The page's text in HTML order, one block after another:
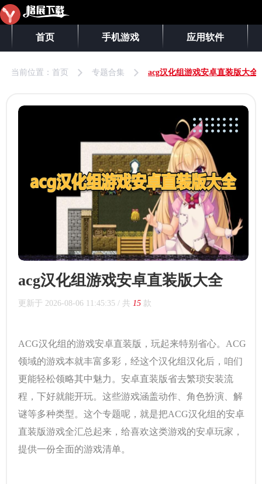
首页 手机游戏 应用软件
当前位置： 首页 专题合集 acg汉化组游戏安卓直装版大全
acg汉化组游戏安卓直装版大全
更新于 2026-08-06 11:45:35 / 共 15 款
ACG汉化组的游戏安卓直装版，玩起来特别省心。ACG
领域的游戏本就丰富多彩，经这个汉化组汉化后，咱们
更能轻松领略其中魅力。安卓直装版省去繁琐安装流
程，下好就能开玩。这些游戏涵盖动作、角色扮演、解
谜等多种类型。这个专题呢，就是把ACG汉化组的安卓
直装版游戏全汇总起来，给喜欢这类游戏的安卓玩家，
提供一份全面的游戏清单。